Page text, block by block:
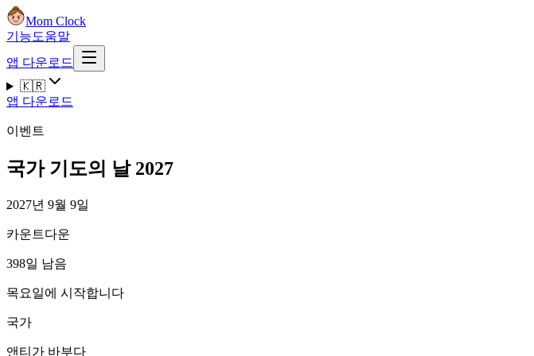
Mom Clock
기능도움말
앱 다운로드
🇰🇷
앱 다운로드
이벤트
국가 기도의 날 2027
2027년 9월 9일
카운트다운
398일 남음
목요일에 시작합니다
국가
앤티가 바부다